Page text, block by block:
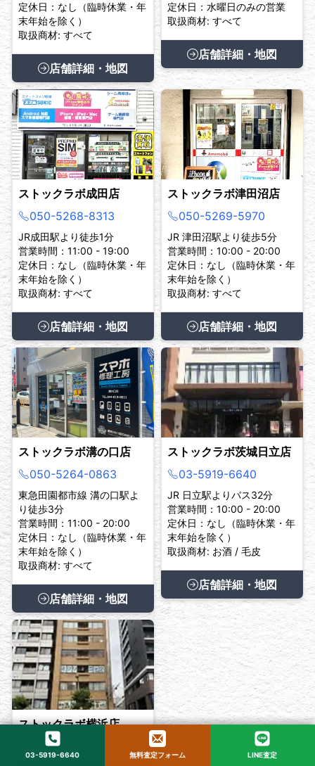
定休日：なし（臨時休業・年
末年始を除く）
取扱商材: すべて
店舗詳細・地図
定休日：水曜日のみの営業
取扱商材: すべて
店舗詳細・地図
ストックラボ成田店
050-5268-8313
JR成田駅より徒歩1分
営業時間：11:00 - 19:00
定休日：なし（臨時休業・年
末年始を除く）
取扱商材: すべて
店舗詳細・地図
ストックラボ津田沼店
050-5269-5970
JR 津田沼駅より徒歩5分
営業時間：10:00 - 20:00
定休日：なし（臨時休業・年
末年始を除く）
取扱商材: すべて
店舗詳細・地図
ストックラボ溝の口店
050-5264-0863
東急田園都市線 溝の口駅よ
り徒歩3分
営業時間：11:00 - 20:00
定休日：なし（臨時休業・年
末年始を除く）
取扱商材: すべて
店舗詳細・地図
ストックラボ茨城日立店
03-5919-6640
JR 日立駅よりバス32分
営業時間：10:00 - 20:00
定休日：なし（臨時休業・年
末年始を除く）
取扱商材: お酒 / 毛皮
店舗詳細・地図
ストックラボ横浜店
現在、臨時休業中です。
03-5919-6640 無料査定フォーム LINE査定